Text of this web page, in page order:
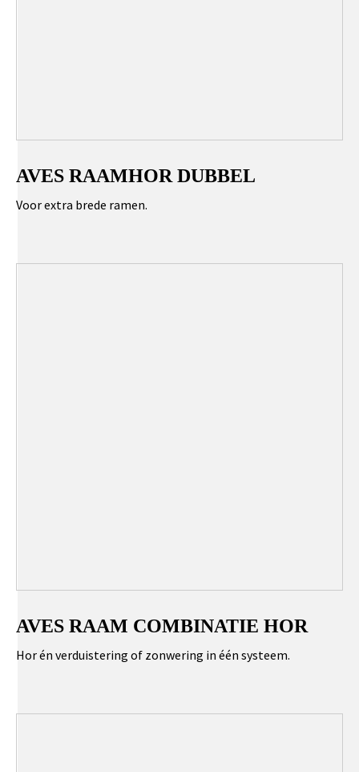
AVES RAAMHOR DUBBEL
Voor extra brede ramen.
AVES RAAM COMBINATIE HOR
Hor én verduistering of zonwering in één systeem.